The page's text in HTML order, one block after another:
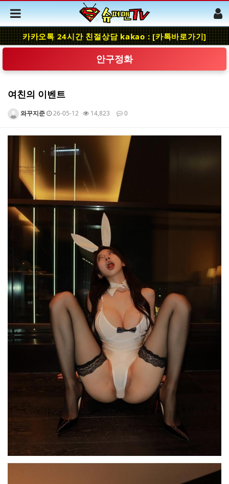
카카오톡 24시간 친절상담 kakao : [카톡바로가기]
안구정화
여친의 이벤트
와꾸지준 26-05-12 14,823 0